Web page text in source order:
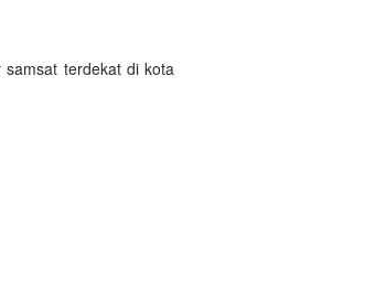
terdekat di kota